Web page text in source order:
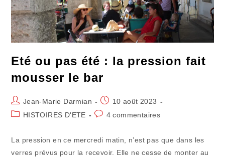
Eté ou pas été : la pression fait
mousser le bar
Auteur/autrice
de
Jean-Marie Darmian
Publication
publiée :
10 août 2023
PostHISTOIRES D'ETE
Commentaires
publication :
4 commentaires
La pression en ce mercredi matin, n’est pas que dans les
verres prévus pour la recevoir. Elle ne cesse de monter au